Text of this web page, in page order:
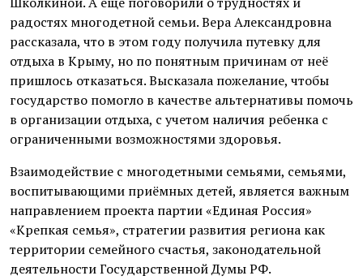
радостях многодетной семьи. Вера Александровна
рассказала, что в этом году получила путевку для
отдыха в Крыму, но по понятным причинам от неё
пришлось отказаться. Высказала пожелание, чтобы
государство помогло в качестве альтернативы помочь
в организации отдыха, с учетом наличия ребенка с
ограниченными возможностями здоровья.
Взаимодействие с многодетными семьями, семьями,
воспитывающими приёмных детей, является важным
направлением проекта партии «Единая Россия»
«Крепкая семья», стратегии развития региона как
территории семейного счастья, законодательной
деятельности Государственной Думы РФ.